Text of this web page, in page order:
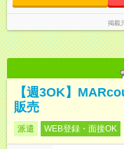
掲載
【週3OK】
販売
派遣 WEB登録・面接OK